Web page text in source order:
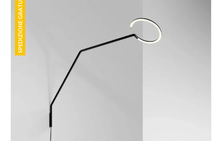
SPEDIZIONE GRATUITA
SPEDIZIONE GRATUITA